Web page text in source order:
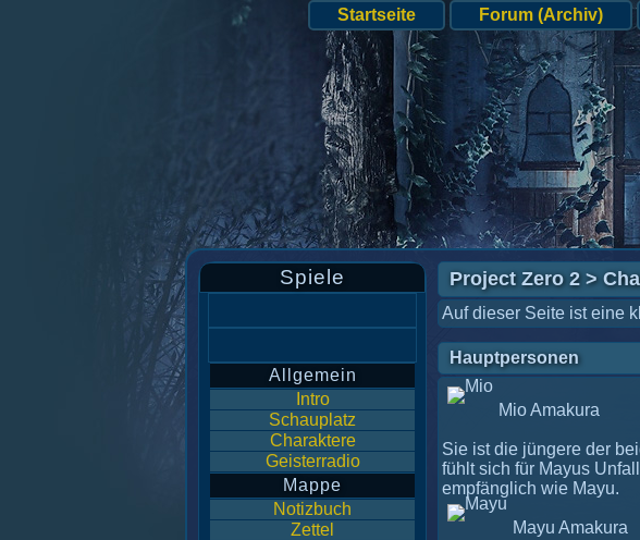
Startseite Forum (Archiv)
Project Zero 2 >
Auf dieser Seite ist eine
Hauptpersonen
Mio Amakura
Sie ist die jüngere der
fühlt sich für Mayus
empfänglich wie Mayu.
Mayu Amakura
Spiele
Allgemein
Intro
Schauplatz
Charaktere
Geisterradio
Mappe
Notizbuch
Zettel